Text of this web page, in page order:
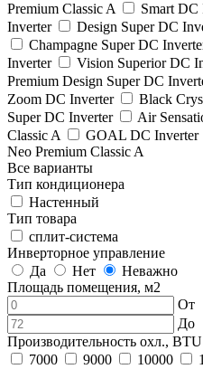
Premium Classic A
Smart DC
Inverter
Design Super DC
Champagne Super DC
Inverter
Vision Superior DC
Premium Design Super DC
Zoom DC Inverter
Black
Super DC Inverter
Air
Classic A
GOAL DC Inverter
Neo Premium Classic A
Все варианты
Тип кондиционера
Настенный
Тип товара
сплит-система
Инверторное управление
Да
Нет
Неважно
Площадь помещения, м2
От
До
Производительность охл., BTU
7000
9000 10000